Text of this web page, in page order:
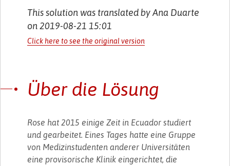
This solution was translated by Ana Duarte
on 2019-08-21 15:01
Click here to see the original version
Über die Lösung
Rose hat 2015 einige Zeit in Ecuador studiert
und gearbeitet. Eines Tages hatte eine Gruppe
von Medizinstudenten anderer Universitäten
eine provisorische Klinik eingerichtet, die